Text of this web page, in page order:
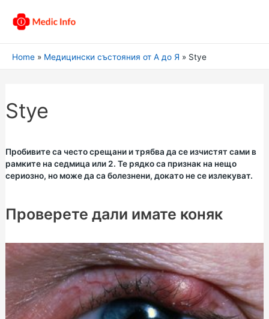
Home Медицински състояния от А до Я Stye
Stye
Пробивите са често срещани и трябва да се изчистят сами в
рамките на седмица или 2. Те рядко са признак на нещо
сериозно, но може да са болезнени, докато не се излекуват.
Проверете дали имате коняк